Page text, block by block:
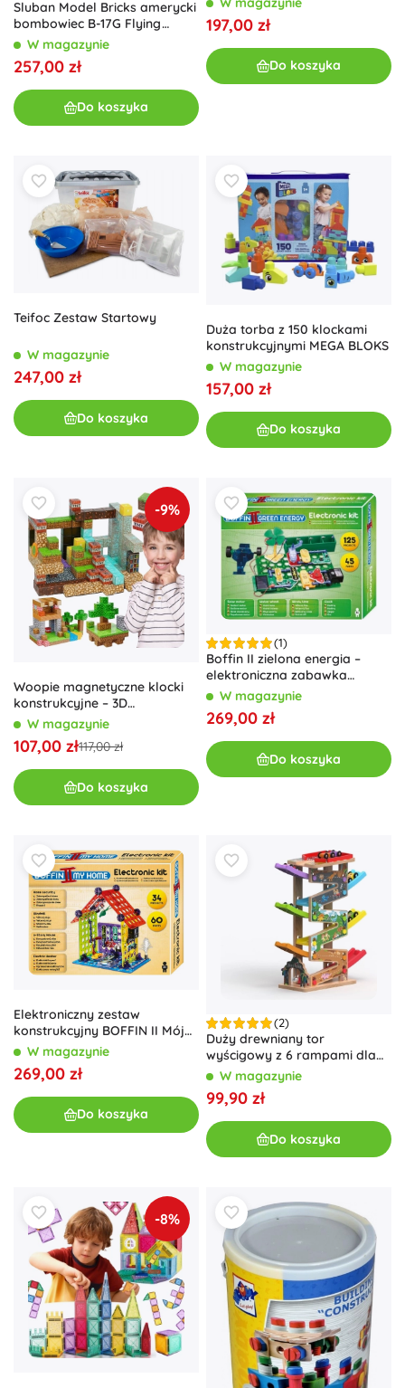
Sluban Model Bricks amerycki
bombowiec B-17G Flying
Fortress 1:44
W magazynie
257,00 zł
Do koszyka
197,00 zł
Do koszyka
Teifoc Zestaw Startowy
W magazynie
247,00 zł
Do koszyka
Duża torba z 150 klockami
konstrukcyjnymi MEGA BLOKS
W magazynie
157,00 zł
Do koszyka
-9%
Woopie magnetyczne klocki
konstrukcyjne – 3D
magnetyczne sześciany,
edukacyjny zestaw 63 szt.
W magazynie
107,00 zł117,00 zł
Do koszyka
(1)
Boffin II zielona energia –
elektroniczna zabawka
konstrukcyjna 125 projektów
W magazynie
269,00 zł
Do koszyka
Elektroniczny zestaw
konstrukcyjny BOFFIN II Mój
dom – inteligentny dom dla
W magazynie
269,00 zł
Do koszyka
(2)
Duży drewniany tor
wyścigowy z 6 rampami dla
dzieci
W magazynie
99,90 zł
Do koszyka
-8%